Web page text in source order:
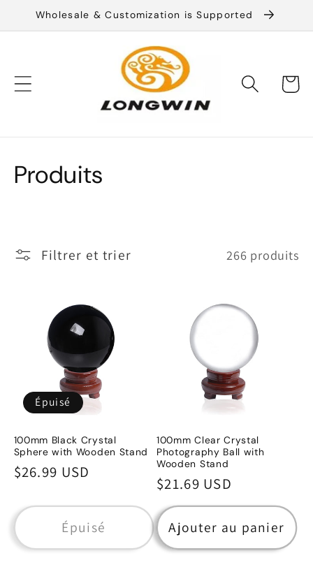
passer
au
Wholesale & Customization is Supported
Panier
C
l
o
n
:
Produits
Filtrer et trier 266 produits
Épuisé
100mm Black Crystal
Sphere with Wooden Stand
Prix
$26.99 USD
Épuisé
100mm Clear Crystal
Photography Ball with
Wooden Stand
Prix
habituel
$21.69 USD
Ajouter au panier